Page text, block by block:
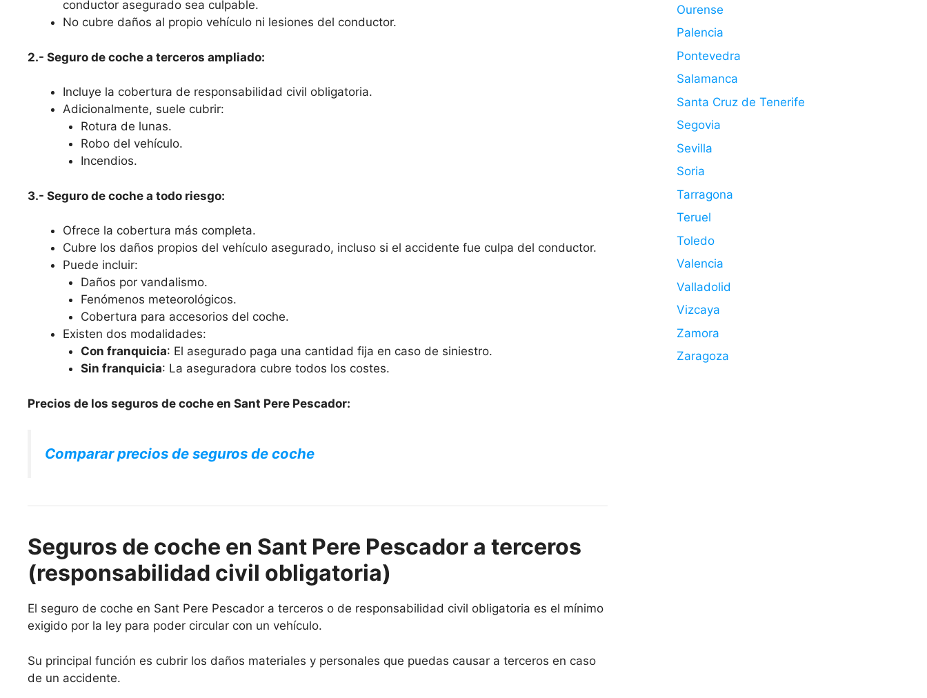
conductor asegurado sea culpable.
No cubre daños al propio vehículo ni lesiones del conductor.
2.- Seguro de coche a terceros ampliado:
Incluye la cobertura de responsabilidad civil obligatoria.
Adicionalmente, suele cubrir:
Rotura de lunas.
Robo del vehículo.
Incendios.
3.- Seguro de coche a todo riesgo:
Ofrece la cobertura más completa.
Cubre los daños propios del vehículo asegurado, incluso si el accidente fue culpa del conductor.
Puede incluir:
Daños por vandalismo.
Fenómenos meteorológicos.
Cobertura para accesorios del coche.
Existen dos modalidades:
Con franquicia: El asegurado paga una cantidad fija en caso de siniestro.
Sin franquicia: La aseguradora cubre todos los costes.
Precios de los seguros de coche en Sant Pere Pescador:
Comparar precios de seguros de coche
Seguros de coche en Sant Pere Pescador a terceros
(responsabilidad civil obligatoria)
El seguro de coche en Sant Pere Pescador a terceros o de responsabilidad civil obligatoria es el mínimo
exigido por la ley para poder circular con un vehículo.
Su principal función es cubrir los daños materiales y personales que puedas causar a terceros en caso
de un accidente.
Ourense
Palencia
Pontevedra
Salamanca
Santa Cruz de Tenerife
Segovia
Sevilla
Soria
Tarragona
Teruel
Toledo
Valencia
Valladolid
Vizcaya
Zamora
Zaragoza